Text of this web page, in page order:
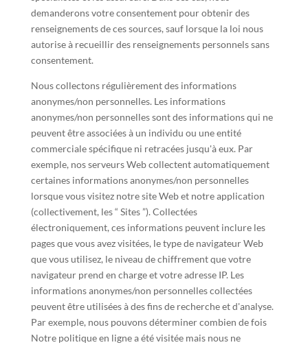
demanderons votre consentement pour obtenir des
renseignements de ces sources, sauf lorsque la loi nous
autorise à recueillir des renseignements personnels sans
consentement.
Nous collectons régulièrement des informations
anonymes/non personnelles. Les informations
anonymes/non personnelles sont des informations qui ne
peuvent être associées à un individu ou une entité
commerciale spécifique ni retracées jusqu'à eux. Par
exemple, nos serveurs Web collectent automatiquement
certaines informations anonymes/non personnelles
lorsque vous visitez notre site Web et notre application
(collectivement, les “ Sites ”). Collectées
électroniquement, ces informations peuvent inclure les
pages que vous avez visitées, le type de navigateur Web
que vous utilisez, le niveau de chiffrement que votre
navigateur prend en charge et votre adresse IP. Les
informations anonymes/non personnelles collectées
peuvent être utilisées à des fins de recherche et d'analyse.
Par exemple, nous pouvons déterminer combien de fois
Notre politique en ligne a été visitée mais nous ne